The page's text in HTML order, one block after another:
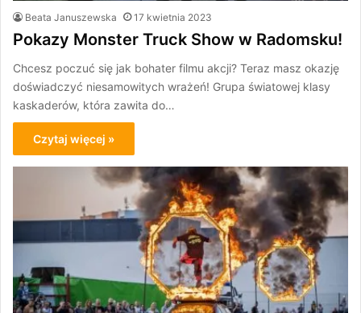
Beata Januszewska 17 kwietnia 2023
Pokazy Monster Truck Show w Radomsku!
Chcesz poczuć się jak bohater filmu akcji? Teraz masz okazję
doświadczyć niesamowitych wrażeń! Grupa światowej klasy
kaskaderów, która zawita do…
Czytaj więcej »